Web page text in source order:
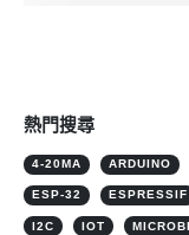
熱門搜尋
4-20MA ARDUINO
ESP-32 ESPRESSIF
I2C IOT